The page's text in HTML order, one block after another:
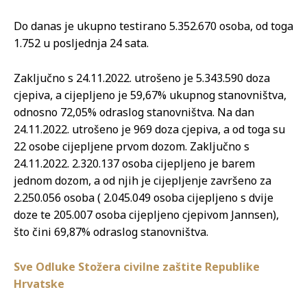
Do danas je ukupno testirano 5.352.670 osoba, od toga
1.752 u posljednja 24 sata.
Zaključno s 24.11.2022. utrošeno je 5.343.590 doza
cjepiva, a cijepljeno je 59,67% ukupnog stanovništva,
odnosno 72,05% odraslog stanovništva. Na dan
24.11.2022. utrošeno je 969 doza cjepiva, a od toga su
22 osobe cijepljene prvom dozom. Zaključno s
24.11.2022. 2.320.137 osoba cijepljeno je barem
jednom dozom, a od njih je cijepljenje završeno za
2.250.056 osoba ( 2.045.049 osoba cijepljeno s dvije
doze te 205.007 osoba cijepljeno cjepivom Jannsen),
što čini 69,87% odraslog stanovništva.
Sve Odluke Stožera civilne zaštite Republike
Hrvatske